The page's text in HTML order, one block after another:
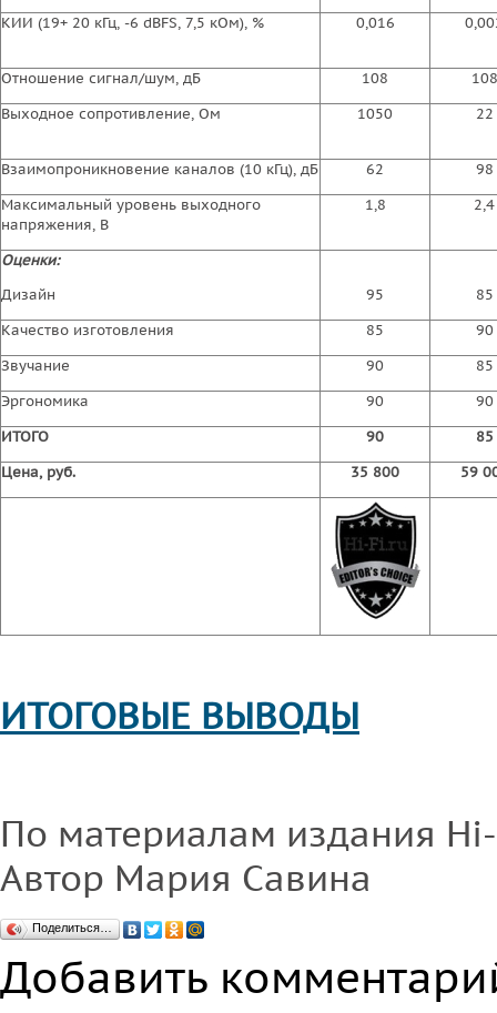
КИИ (19+ 20 кГц, -6 dBFS, 7,5 кОм), % 0,016
Отношение сигнал/шум, дБ 108
108
Выходное сопротивление, Ом
1050 22
Взаимопроникновение каналов (10 кГц), дБ 62
98
Максимальный уровень выходного
напряжения, В
1,8 2,4
Оценки:
Дизайн
95
85
Качество изготовления
85
90
Звучание
90
85
Эргономика
90
90
ИТОГО
90
85
Цена, руб.
35 800 59
ИТОГОВЫЕ ВЫВОДЫ
По материалам издания
Автор Мария Савина
Поделиться…
Добавить